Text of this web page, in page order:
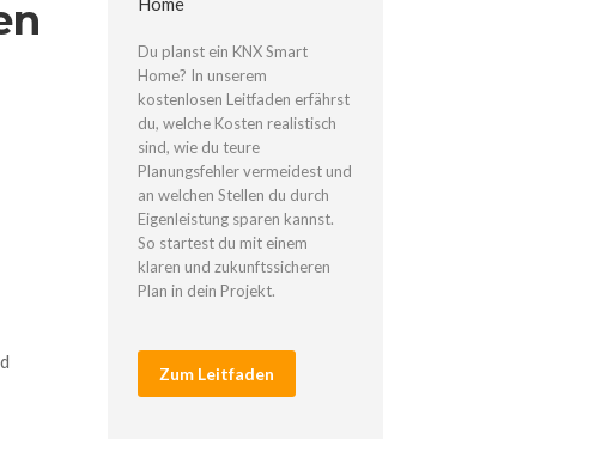
Du planst ein KNX Smart
Home? In unserem
kostenlosen Leitfaden erfährst
du, welche Kosten realistisch
sind, wie du teure
Planungsfehler vermeidest und
an welchen Stellen du durch
Eigenleistung sparen kannst.
So startest du mit einem
klaren und zukunftssicheren
Plan in dein Projekt.
Zum Leitfaden